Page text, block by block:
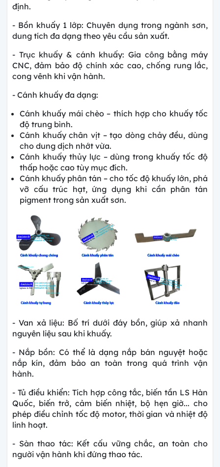
định.
- Bồn khuấy 1 lớp: Chuyên dụng trong ngành sơn,
dung tích đa dạng theo yêu cầu sản xuất.
- Trục khuấy & cánh khuấy: Gia công bằng máy
CNC, đảm bảo độ chính xác cao, chống rung lắc,
cong vênh khi vận hành.
- Cánh khuấy đa dạng:
Cánh khuấy mái chèo – thích hợp cho khuấy tốc
độ trung bình.
Cánh khuấy chân vịt – tạo dòng chảy đều, dùng
cho dung dịch nhớt vừa.
Cánh khuấy thủy lực – dùng trong khuấy tốc độ
thấp hoặc cao tùy mục đích.
Cánh khuấy phân tán – cho tốc độ khuấy lớn, phá
vỡ cấu trúc hạt, ứng dụng khi cần phân tán
pigment trong sản xuất sơn.
- Van xả liệu: Bố trí dưới đáy bồn, giúp xả nhanh
nguyên liệu sau khi khuấy.
- Nắp bồn: Có thể là dạng nắp bán nguyệt hoặc
nắp kín, đảm bảo an toàn trong quá trình vận
hành.
- Tủ điều khiển: Tích hợp công tắc, biến tần LS Hàn
Quốc, biến trở, cảm biến nhiệt, bộ hẹn giờ... cho
phép điều chỉnh tốc độ motor, thời gian và nhiệt độ
linh hoạt.
- Sàn thao tác: Kết cấu vững chắc, an toàn cho
người vận hành khi đứng thao tác.